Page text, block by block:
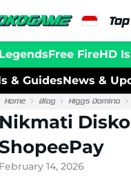
Free FireHD
& GuidesNews &
Home Blog Higgs Domino
Nikmati
ShopeePay
February 14, 2026